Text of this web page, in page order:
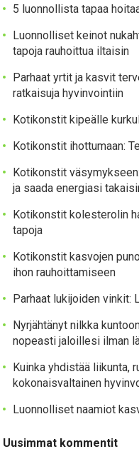
5 luonnollista tapaa
Luonnolliset keinot
tapoja rauhoittua iltaisin
Parhaat yrtit ja kasvit
ratkaisuja hyvinvointiin
Kotikonstit kipeälle
Kotikonstit ihottumaan:
Kotikonstit
ja saada energiasi
Kotikonstit kolesterolin
tapoja
Kotikonstit kasvojen
ihon rauhoittamiseen
Parhaat lukijoiden vinkit:
Nyrjähtänyt nilkka
nopeasti jaloillesi ilman
Kuinka yhdistää liikunta,
kokonaisvaltainen
Luonnolliset naamiot
Uusimmat kommentit